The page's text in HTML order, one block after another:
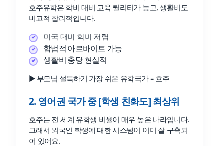
호주유학은 학비 대비 교육 퀄리티가 높고, 생활비도
비교적 합리적입니다.
미국 대비 학비 저렴
합법적 아르바이트 가능
생활비 충당 현실적
▶ 부모님 설득하기 가장 쉬운 유학국가 = 호주
2. 영어권 국가 중 [학생 친화도] 최상위
호주는 전 세계 유학생 비율이 매우 높은 나라입니다.
그래서 외국인 학생에 대한 시스템이 이미 잘 구축되
어 있어요.